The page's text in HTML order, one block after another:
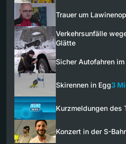
Trauer um
Verkehrsunfälle
Glätte
Sicher Autofahren
Skirennen in Egg3
Kurzmeldungen des
Konzert in der S-